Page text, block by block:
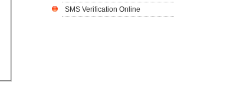
SMS Verification Online